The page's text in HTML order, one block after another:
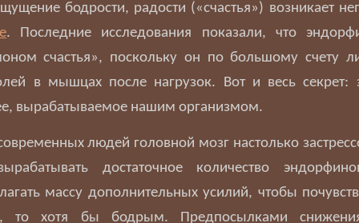
бодрости, радости («счастья») возникает
. Последние исследования показали, что
счастья», поскольку он по большому счету
в мышцах после нагрузок. Вот и весь секрет:
вырабатываемое нашим организмом.
людей головной мозг настолько
достаточное количество
массу дополнительных усилий, чтобы
то хотя бы бодрым. Предпосылками снижения